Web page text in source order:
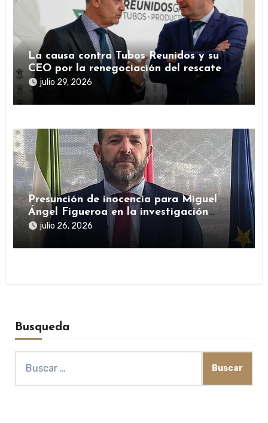
La causa contra Tubos Reunidos y su
CEO por la renegociación del rescate
público durante la pandemia
julio 29, 2026
Presunción de inocencia para Miguel
Ángel Figueroa en la investigación
sobre SEPI
julio 26, 2026
Busqueda